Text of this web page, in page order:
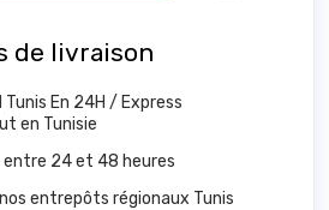
de livraison
Tunis En 24H / Express
en Tunisie
entrepôts régionaux Tunis
entre 24 et 48 heures